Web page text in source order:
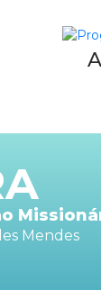
Mendes